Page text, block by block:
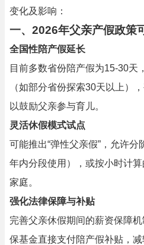
变化及影响：
一、2026年父亲产假政策
全国性陪产假延长
目前多数省份陪产假为15-30天
（如部分省份探索30天以上）
以鼓励父亲参与育儿。
灵活休假模式试点
可能推出“弹性父亲假”，允许
年内分段使用），或按小时计
家庭。
强化法律保障与补贴
完善父亲休假期间的薪资保障
保基金直接支付陪产假补贴，减